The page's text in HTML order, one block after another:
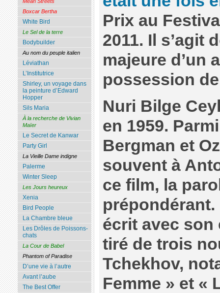
Prix au
2011. Il s’agit
majeure d’un
possession
Nuri Bilge
en 1959.
Bergman et
souvent à
ce film, la
écrit avec son
tiré de trois
Tchekhov,
Femme » et «
Boxcar Bertha
White Bird
Le Sel de la terre
Bodybuilder
Au nom du peuple italien
Léviathan
L’Institutrice
Shirley, un voyage dans
la peinture d’Edward
Hopper
Sils Maria
À la recherche de Vivian
Maïer
Le Secret de Kanwar
Party Girl
La Vieille Dame indigne
Palerme
Winter Sleep
Les Jours heureux
Xenia
Bird People
La Chambre bleue
Les Drôles de Poissons-
chats
La Cour de Babel
Phantom of Paradise
D’une vie à l’autre
Avant l’aube
The Best Offer